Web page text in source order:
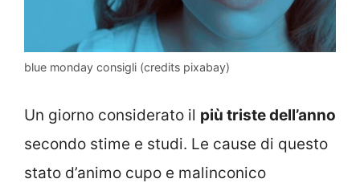
blue monday consigli (credits pixabay)
Un giorno considerato il più triste dell’anno
secondo stime e studi. Le cause di questo
stato d’animo cupo e malinconico